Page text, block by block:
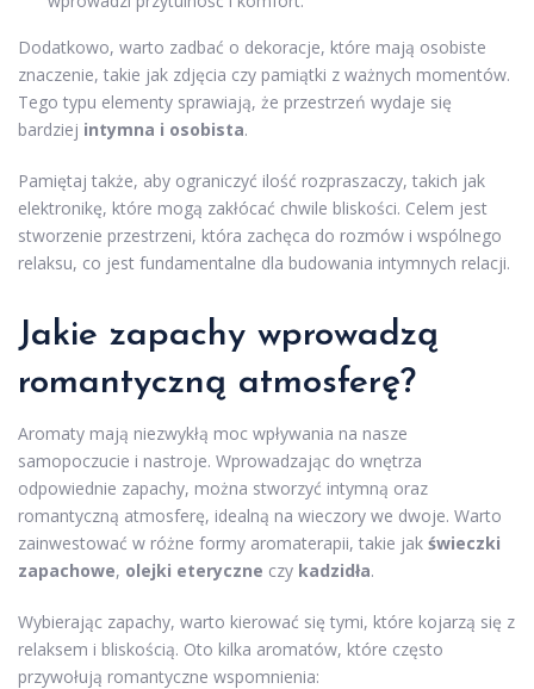
Dodatkowo, warto zadbać o dekoracje, które mają osobiste
znaczenie, takie jak zdjęcia czy pamiątki z ważnych momentów.
Tego typu elementy sprawiają, że przestrzeń wydaje się
bardziej intymna i osobista.
Pamiętaj także, aby ograniczyć ilość rozpraszaczy, takich jak
elektronikę, które mogą zakłócać chwile bliskości. Celem jest
stworzenie przestrzeni, która zachęca do rozmów i wspólnego
relaksu, co jest fundamentalne dla budowania intymnych relacji.
Jakie zapachy wprowadzą
romantyczną atmosferę?
Aromaty mają niezwykłą moc wpływania na nasze
samopoczucie i nastroje. Wprowadzając do wnętrza
odpowiednie zapachy, można stworzyć intymną oraz
romantyczną atmosferę, idealną na wieczory we dwoje. Warto
zainwestować w różne formy aromaterapii, takie jak świeczki
zapachowe, olejki eteryczne czy kadzidła.
Wybierając zapachy, warto kierować się tymi, które kojarzą się z
relaksem i bliskością. Oto kilka aromatów, które często
przywołują romantyczne wspomnienia: